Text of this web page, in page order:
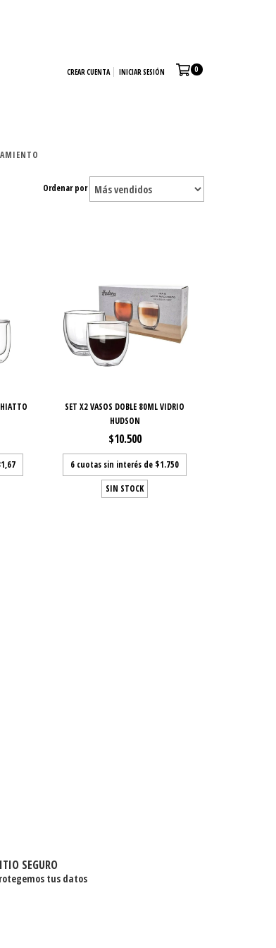
CREAR CUENTA INICIAR SESIÓN 0
Ordenar por
SET X2 VASOS DOBLE 80ML VIDRIO
HUDSON
$10.500
6 cuotas sin interés de $1.750
SIN STOCK
SEGURO
tus datos